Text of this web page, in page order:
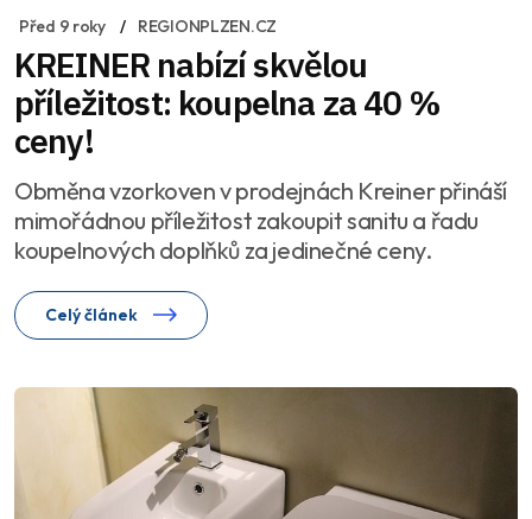
Před 9 roky REGIONPLZEN.CZ
KREINER nabízí skvělou
příležitost: koupelna za 40 %
ceny!
Obměna vzorkoven v prodejnách Kreiner přináší
mimořádnou příležitost zakoupit sanitu a řadu
koupelnových doplňků za jedinečné ceny.
Celý článek